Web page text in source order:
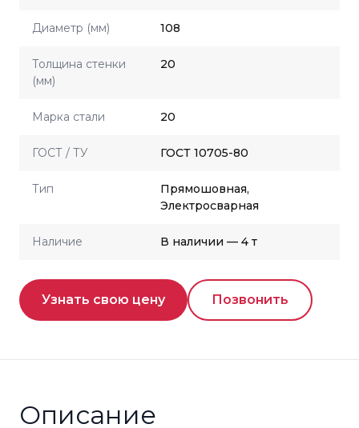
Диаметр (мм) 108
Толщина стенки
(мм)
20
Марка стали 20
ГОСТ / ТУ ГОСТ 10705-80
Тип
Прямошовная,
Электросварная
Наличие В наличии — 4 т
Узнать свою цену Позвонить
Описание